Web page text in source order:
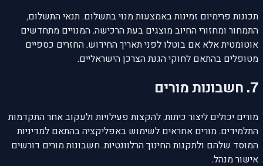
תכונות פרימיום זמינות באמצעות מנוי בתשלום. תנאי התשלום,
התמחור ומחזורי החיוב מוצגים בעת הרכישה. המנויים מתחדשים
אוטומטית אלא אם בוטלו לפני תאריך החידוש. החזרים כספיים
מטופלים בהתאם לחוקי הגנת הצרכן הישראליים.
7. חשבונות מורים
מורים יכולים ליצור כיתות, להקצות פעילויות ולעקוב אחר התקדמות
התלמידים. מורים אחראים לשימוש באפליקציה בהתאם למדיניות
המוסד שלהם ולתקנות החינוך הרלוונטיות. חשבונות מורים דורשים
אישור מנהל.